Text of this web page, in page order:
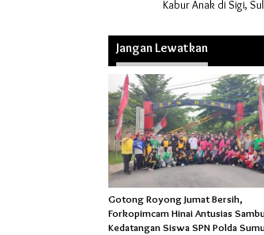
Kabur Anak di Sigi,
Jangan Lewatkan
Gotong Royong Jumat Bersih,
Forkopimcam Hinai Antusias
Kedatangan Siswa SPN Polda